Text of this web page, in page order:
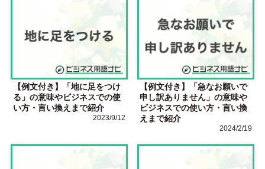
【例文付き】「地に足をつけ
る」の意味やビジネスでの使
い方・言い換えまで紹介
2023/9/12
【例文付き】「急なお願いで
申し訳ありません」の意味や
ビジネスでの使い方・言い換
えまで紹介
2024/2/19